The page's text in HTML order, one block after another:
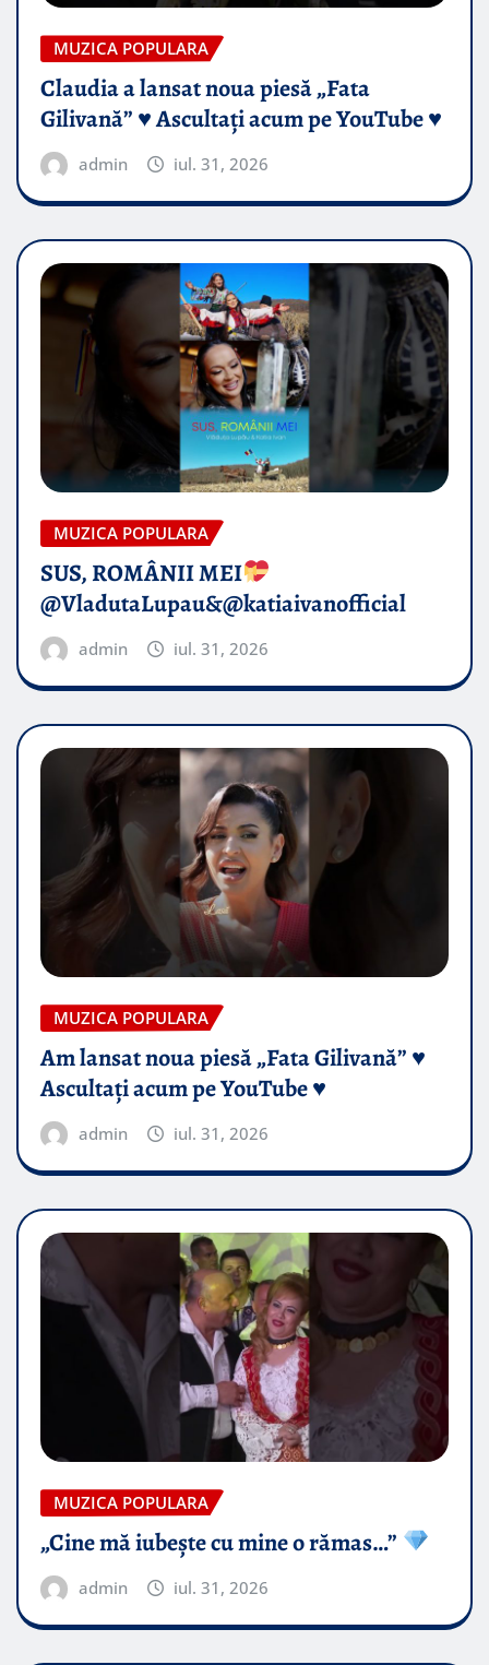
MUZICA POPULARA
Claudia a lansat noua piesă „Fata
Gilivană” ♥️ Ascultați acum pe YouTube ♥️
admin iul. 31, 2026
MUZICA POPULARA
SUS, ROMÂNII MEI
@VladutaLupau&@katiaivanofficial
admin iul. 31, 2026
MUZICA POPULARA
Am lansat noua piesă „Fata Gilivană” ♥️
Ascultați acum pe YouTube ♥️
admin iul. 31, 2026
MUZICA POPULARA
„Cine mă iubește cu mine o rămas…”
admin iul. 31, 2026